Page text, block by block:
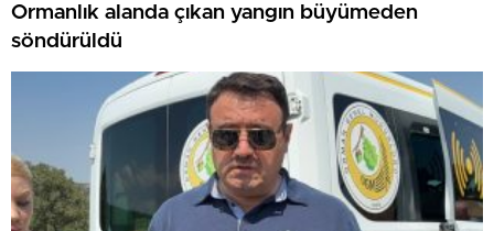
Ormanlık alanda çıkan yangın büyümeden
söndürüldü